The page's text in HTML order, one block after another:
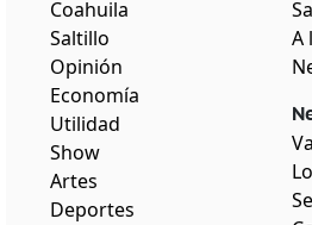
Coahuila
Saltillo
Opinión
Economía
Utilidad
Show
Artes
Deportes
A